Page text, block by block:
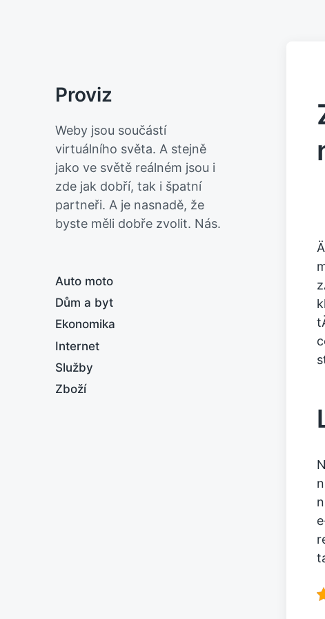
Proviz
Weby jsou součástí
virtuálního světa. A stejně
jako ve světě reálném jsou i
zde jak dobří, tak i špatní
partneři. A je nasnadě, že
byste měli dobře zvolit. Nás.
Auto moto
Dům a byt
Ekonomika
Internet
Služby
Zboží